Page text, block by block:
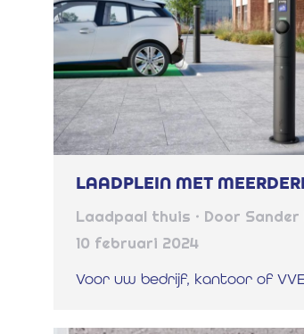
LAADPLEIN MET
Laadpaal thuis Door Sander
10 februari 2024
Voor uw bedrijf, kantoor of